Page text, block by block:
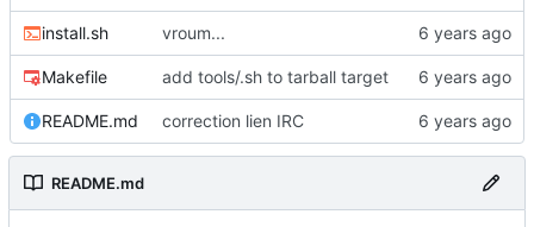
install.sh vroum...
Makefile add tools/.sh to tarball target
README.md correction lien IRC
README.md